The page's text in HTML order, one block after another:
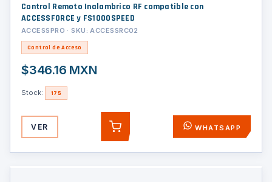
Control Remoto Inalambrico RF compatible con
ACCESSFORCE y FS1000SPEED
ACCESSPRO · SKU: ACCESSRC02
Control de Acceso
$346.16 MXN
Stock: 175
VER AGREGAR WHATSAPP